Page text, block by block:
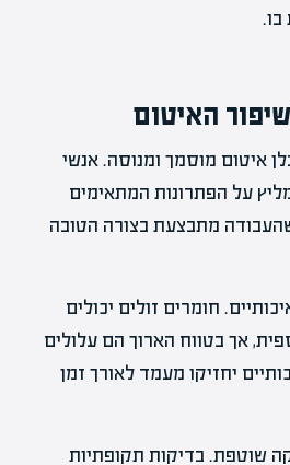
האיטום
איטום מוסמך ומנוסה. אנשי
על הפתרונות המתאימים
מתבצעת בצורה הטובה
חומרים זולים יכולים
אך בטווח הארוך הם עלולים
יחזיקו מעמד לאורך זמן
שוטפת. בדיקות תקופתיות